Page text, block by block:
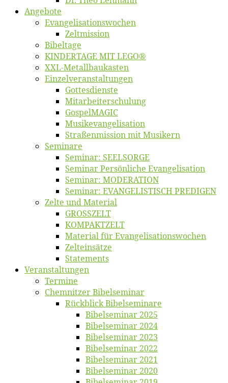
An­ge­bo­te
Evangelisa­tions­wo­chen
Zelt­mis­si­on
Bi­bel­ta­ge
KINDERTAGE MIT LEGO®
XXL-Me­­tal­l­­bau­­kas­­ten
Einzelver­an­stal­tungen
Got­tes­diens­te
Mitarbeiter­schulung
Gos­pel­MA­GIC
Musikevan­ge­li­sa­tion
Straßenmis­sion mit Musikern
Se­mi­na­re
Se­mi­nar: SEELSORGE
Se­mi­nar Per­sön­li­che Evangelisation
Se­mi­nar: MODERATION
Se­mi­nar: EVANGELISTISCH PREDIGEN
Zel­te und Material
GROSSZELT
KOMPAKTZELT
Ma­te­ri­al für Evangelisationswochen
Zelt­ein­sät­ze
State­ments
Ver­an­stal­tun­gen
Ter­mi­ne
Chemnit­zer Bibelseminar
Rück­blick Bibelseminare
Bi­bel­se­mi­nar 2025
Bi­bel­se­mi­nar 2024
Bi­bel­se­mi­nar 2023
Bi­bel­se­mi­nar 2022
Bi­bel­se­mi­nar 2021
Bi­bel­se­mi­nar 2020